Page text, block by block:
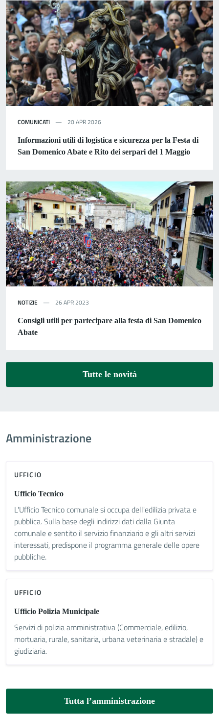
COMUNICATI 20 APR 2026
Informazioni utili di logistica e sicurezza per la Festa di
San Domenico Abate e Rito dei serpari del 1 Maggio
NOTIZIE 26 APR 2023
Consigli utili per partecipare alla festa di San Domenico
Abate
Tutte le novità
Amministrazione
UFFICIO
Ufficio Tecnico
L'Ufficio Tecnico comunale si occupa dell'edilizia privata e
pubblica. Sulla base degli indirizzi dati dalla Giunta
comunale e sentito il servizio finanziario e gli altri servizi
interessati, predispone il programma generale delle opere
pubbliche.
UFFICIO
Ufficio Polizia Municipale
Servizi di polizia amministrativa (Commerciale, edilizio,
mortuaria, rurale, sanitaria, urbana veterinaria e stradale) e
giudiziaria.
Tutta l’amministrazione